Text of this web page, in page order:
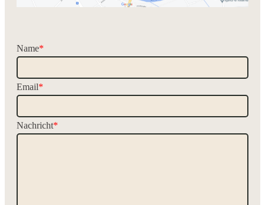
Name*
Email*
Nachricht*